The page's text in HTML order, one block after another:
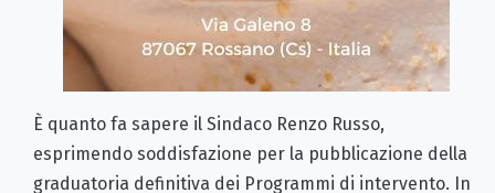
È quanto fa sapere il Sindaco Renzo Russo,
esprimendo soddisfazione per la pubblicazione della
graduatoria definitiva dei Programmi di intervento. In